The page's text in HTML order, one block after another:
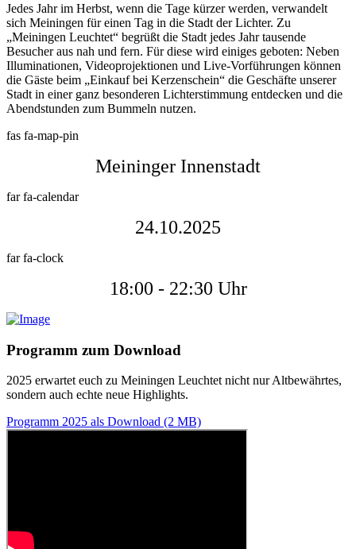
Jedes Jahr im Herbst, wenn die Tage kürzer werden, verwandelt
sich Meiningen für einen Tag in die Stadt der Lichter. Zu
„Meiningen Leuchtet“ begrüßt die Stadt jedes Jahr tausende
Besucher aus nah und fern. Für diese wird einiges geboten: Neben
Illuminationen, Videoprojektionen und Live-Vorführungen können
die Gäste beim „Einkauf bei Kerzenschein“ die Geschäfte unserer
Stadt in einer ganz besonderen Lichterstimmung entdecken und die
Abendstunden zum Bummeln nutzen.
fas fa-map-pin
Meininger Innenstadt
far fa-calendar
24.10.2025
far fa-clock
18:00 - 22:30 Uhr
Programm zum Download
2025 erwartet euch zu Meiningen Leuchtet nicht nur Altbewährtes,
sondern auch echte neue Highlights.
Programm 2025 als Download (2 MB)